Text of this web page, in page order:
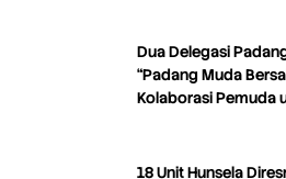
Dua Delegasi
“Padang Muda
Kolaborasi Pemuda
18 Unit Hunsela